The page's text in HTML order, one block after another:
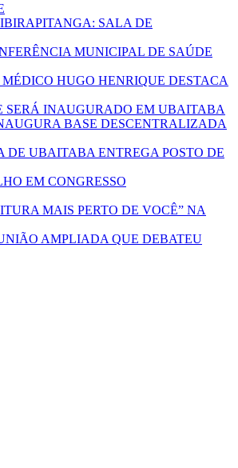
IBIRAPITANGA: SALA DE
MUNICIPAL DE SAÚDE
HUGO HENRIQUE DESTACA
SERÁ INAUGURADO EM UBAITABA
BASE DESCENTRALIZADA
DE UBAITABA ENTREGA POSTO DE
EM CONGRESSO
MAIS PERTO DE VOCÊ” NA
AMPLIADA QUE DEBATEU